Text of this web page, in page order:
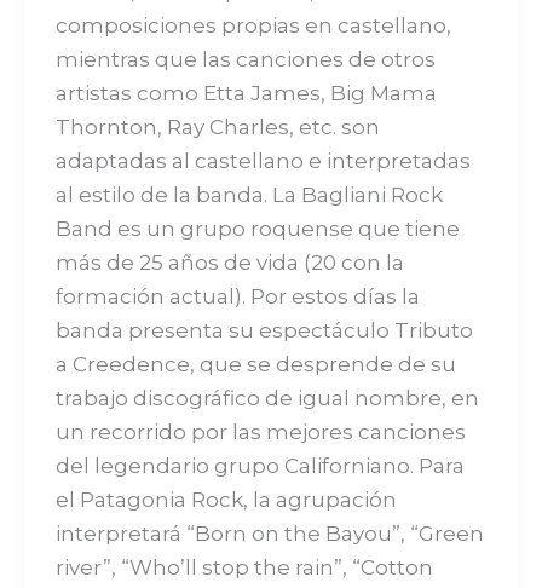
composiciones propias en castellano,
mientras que las canciones de otros
artistas como Etta James, Big Mama
Thornton, Ray Charles, etc. son
adaptadas al castellano e interpretadas
al estilo de la banda. La Bagliani Rock
Band es un grupo roquense que tiene
más de 25 años de vida (20 con la
formación actual). Por estos días la
banda presenta su espectáculo Tributo
a Creedence, que se desprende de su
trabajo discográfico de igual nombre, en
un recorrido por las mejores canciones
del legendario grupo Californiano. Para
el Patagonia Rock, la agrupación
interpretará “Born on the Bayou”, “Green
river”, “Who’ll stop the rain”, “Cotton